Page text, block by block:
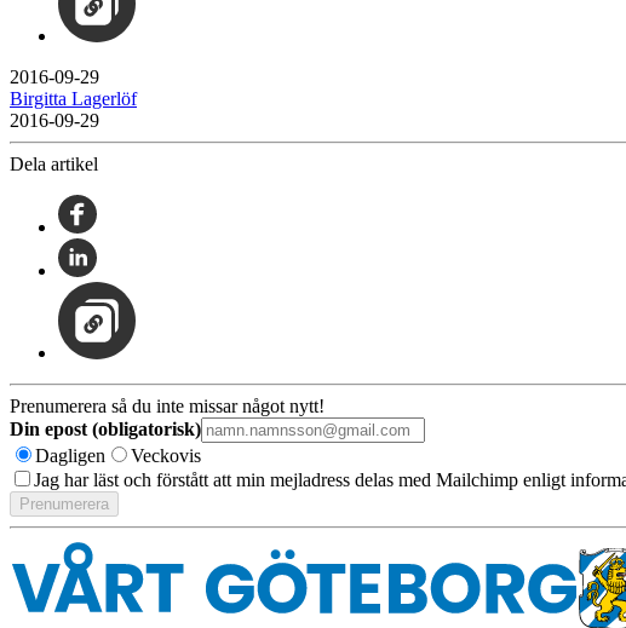
2016-09-29
Birgitta Lagerlöf
2016-09-29
Dela artikel
Prenumerera så du inte missar något nytt!
Din epost (obligatorisk)
Dagligen
Veckovis
Jag har läst och förstått att min mejladress delas med Mailchimp enligt